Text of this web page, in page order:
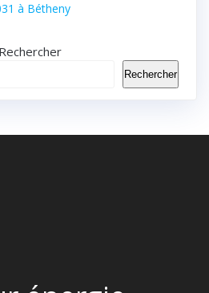
à Bétheny
Rechercher
Rechercher